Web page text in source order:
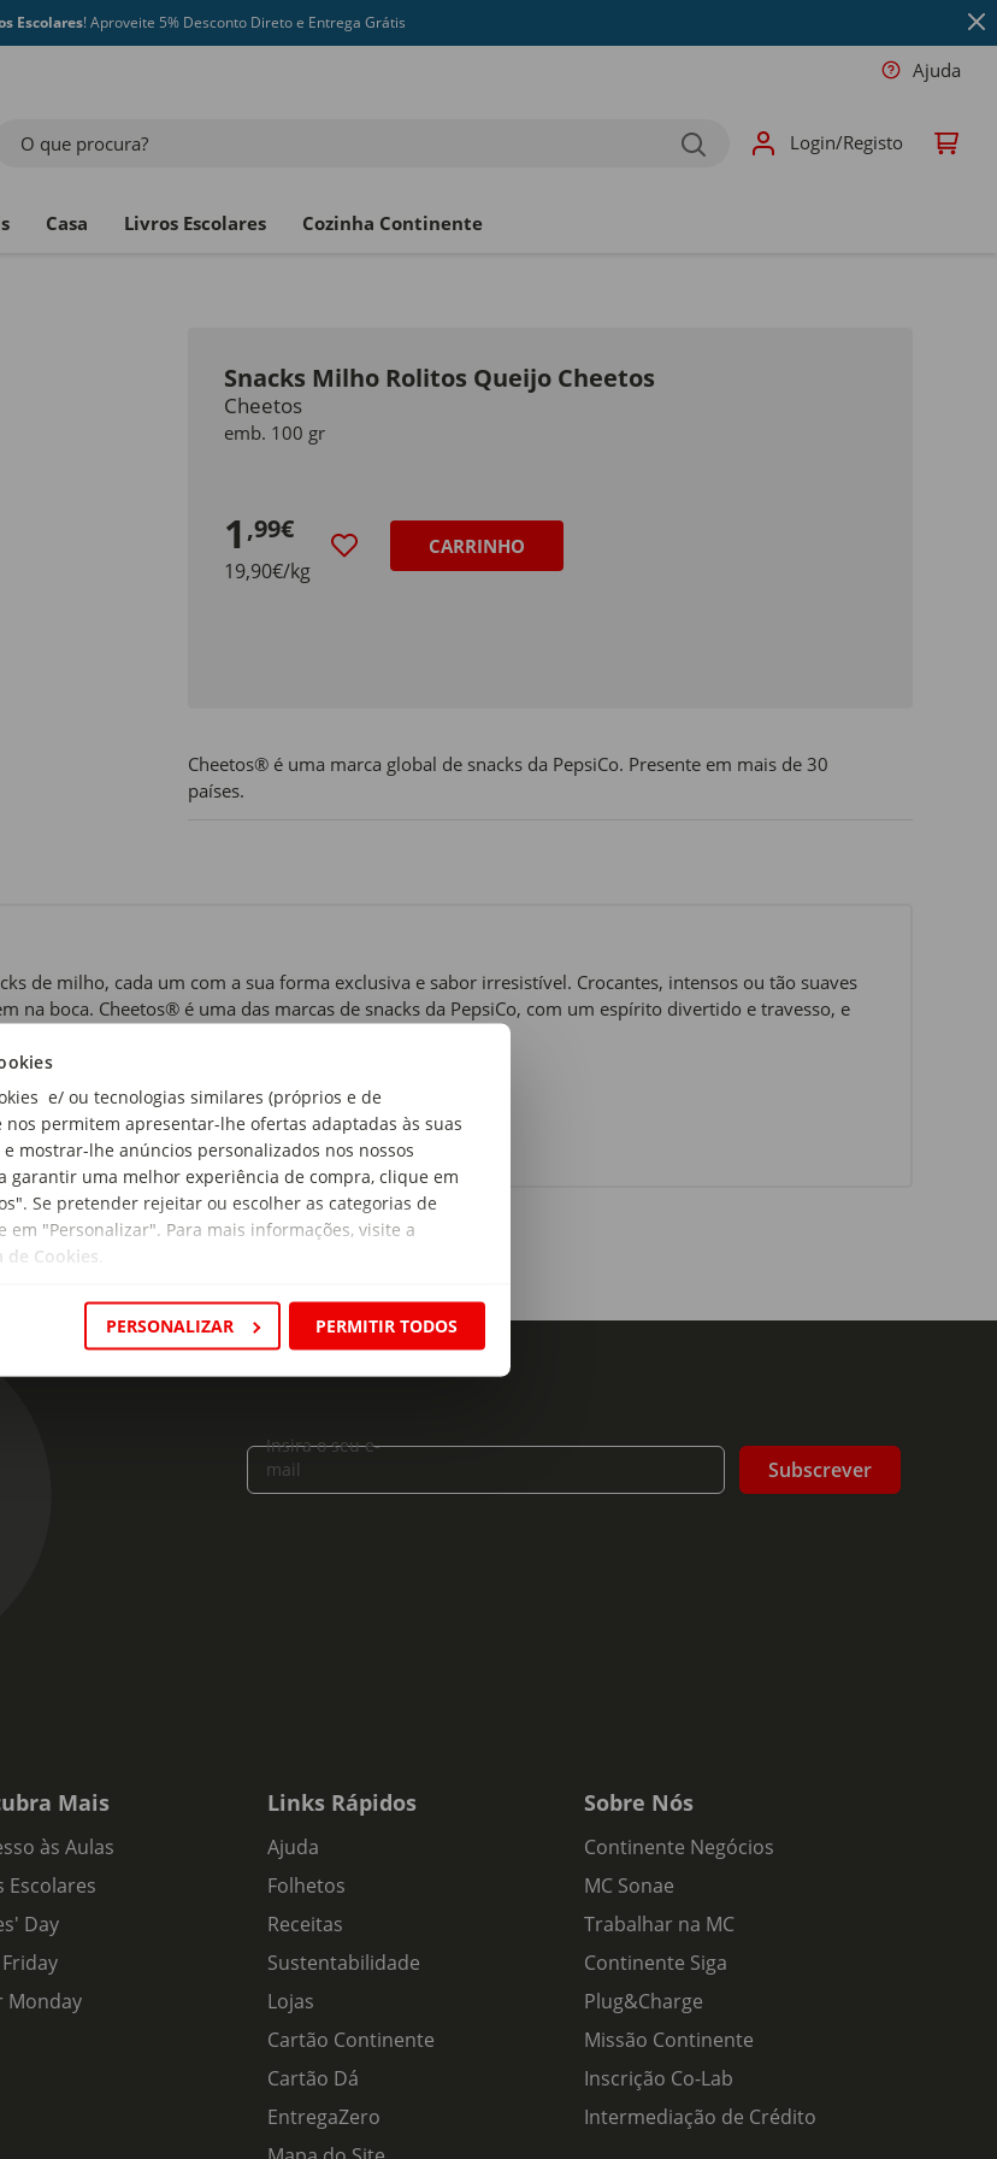
e/ ou tecnologias similares (próprios e de
nos permitem apresentar-lhe ofertas adaptadas às suas
e mostrar-lhe anúncios personalizados nos nossos
garantir uma melhor experiência de compra, clique em
Se pretender rejeitar ou escolher as categorias de
em "Personalizar". Para mais informações, visite a
de Cookies
PERSONALIZAR PERMITIR TODOS
Escolares! Aproveite 5% Desconto Direto e Entrega Grátis
Ajuda
O que procura? Login/Registo
Casa Livros Escolares Cozinha Continente
Snacks Milho Rolitos Queijo Cheetos
Cheetos
emb. 100 gr
1 ,99€
19,90€/kg
CARRINHO
Cheetos® é uma marca global de snacks da PepsiCo. Presente em mais de 30
países.
de milho, cada um com a sua forma exclusiva e sabor irresistível. Crocantes, intensos ou tão suaves
na boca. Cheetos® é uma das marcas de snacks da PepsiCo, com um espírito divertido e travesso, e
Insira o seu e-
mail
Subscrever
Mais
às Aulas
Escolares
Day
Monday
Links Rápidos
Ajuda
Folhetos
Receitas
Sustentabilidade
Lojas
Cartão Continente
Cartão Dá
EntregaZero
Sobre Nós
Continente Negócios
MC Sonae
Trabalhar na MC
Continente Siga
Plug&Charge
Missão Continente
Inscrição Co-Lab
Intermediação de Crédito